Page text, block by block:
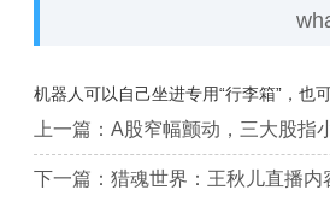
机器人可以自己坐进专用“行李箱”，也
上一篇： A股窄幅颤动，三大股指
下一篇： 猎魂世界：王秋儿直播